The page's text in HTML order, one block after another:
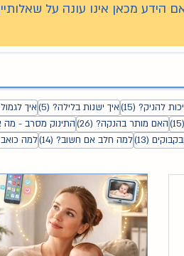
הידע מכאן אינו עונה על
להניק? (15) 15 פוסטים
איך ישנות בלילה? (5) 5 פוסטיםאיך
(15) 15 פוסטים
האם מותר בהנקה? (26) 26 פוסטים
התינוק מסרב -
(13) 13 פוסטים
למה חלב אם חשוב? (14) 14 פוסטים
למה כואב